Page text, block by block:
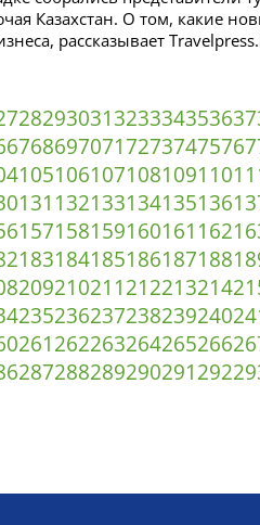
Казахстан. О том, какие
рассказывает
28293031323334353637
67686970717273747576
105106107108109110
131 132133134135136
157158159160161 162
183184185186187188
209210211212213214
235236237238239240
261262263264265266
287288289290291292